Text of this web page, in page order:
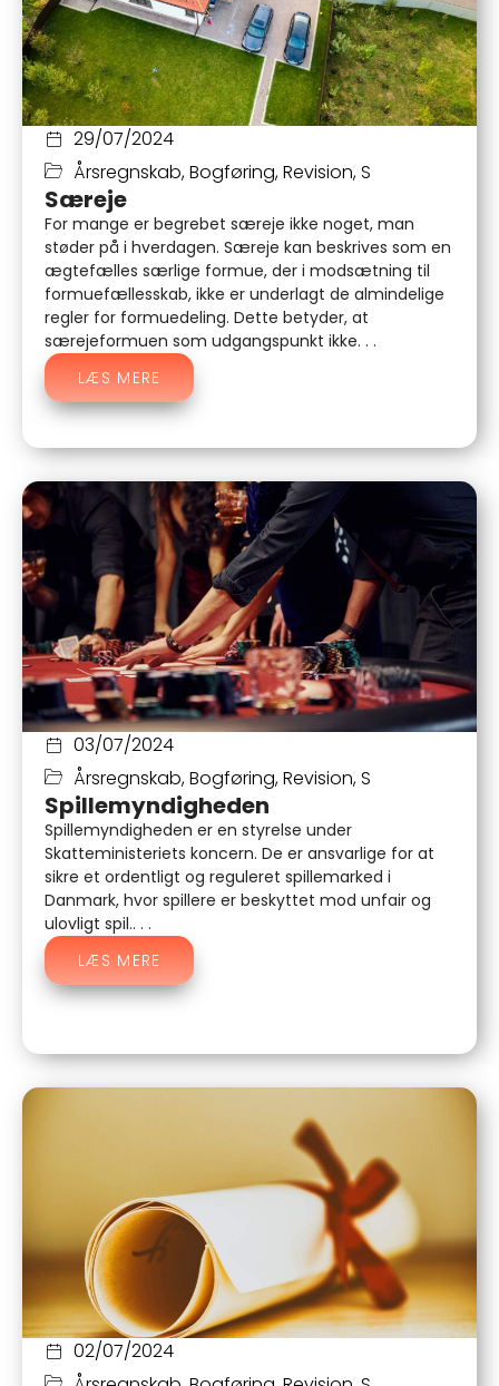
29/07/2024
Årsregnskab,Bogføring,Revision,S
Særeje
For mange er begrebet særeje ikke noget, man
støder på i hverdagen. Særeje kan beskrives som en
ægtefælles særlige formue, der i modsætning til
formuefællesskab, ikke er underlagt de almindelige
regler for formuedeling. Dette betyder, at
særejeformuen som udgangspunkt ikke. . .
LÆS MERE
03/07/2024
Årsregnskab,Bogføring,Revision,S
Spillemyndigheden
Spillemyndigheden er en styrelse under
Skatteministeriets koncern. De er ansvarlige for at
sikre et ordentligt og reguleret spillemarked i
Danmark, hvor spillere er beskyttet mod unfair og
ulovligt spil.. . .
LÆS MERE
02/07/2024